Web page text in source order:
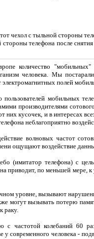
чехол с тыльной стороны
телефона после
количество "мобильных"
человека. Мы
полей
мобильных
производителями
них кусочек, и в интересах
неблагоприятно
волновых частот
ощущают воздействие
(имитатор телефона) с
приводит, по меньшей мере,
уровне, вызывают
могут вызывать потерю
раку.
с частотой колебаний 60
современного человека -